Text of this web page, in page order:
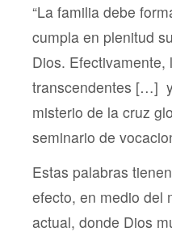
“La familia debe
cumpla en plenitud
Dios.
transcendentes […]
misterio de la cruz
seminario de
Estas palabras
efecto, en medio del
actual, donde Dios